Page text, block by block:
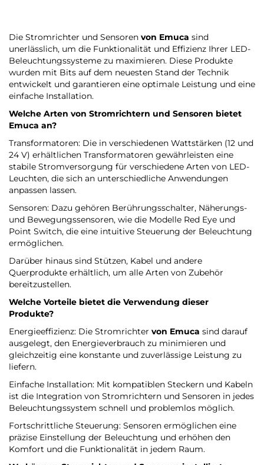
Die Stromrichter und Sensoren von Emuca sind
unerlässlich, um die Funktionalität und Effizienz Ihrer LED-
Beleuchtungssysteme zu maximieren. Diese Produkte
wurden mit Bits auf dem neuesten Stand der Technik
entwickelt und garantieren eine optimale Leistung und eine
einfache Installation.
Welche Arten von Stromrichtern und Sensoren bietet
Emuca an?
Transformatoren: Die in verschiedenen Wattstärken (12 und
24 V) erhältlichen Transformatoren gewährleisten eine
stabile Stromversorgung für verschiedene Arten von LED-
Leuchten, die sich an unterschiedliche Anwendungen
anpassen lassen.
Sensoren: Dazu gehören Berührungsschalter, Näherungs-
und Bewegungssensoren, wie die Modelle Red Eye und
Point Switch, die eine intuitive Steuerung der Beleuchtung
ermöglichen.
Darüber hinaus sind Stützen, Kabel und andere
Querprodukte erhältlich, um alle Arten von Zubehör
bereitzustellen.
Welche Vorteile bietet die Verwendung dieser
Produkte?
Energieeffizienz: Die Stromrichter von Emuca sind darauf
ausgelegt, den Energieverbrauch zu minimieren und
gleichzeitig eine konstante und zuverlässige Leistung zu
liefern.
Einfache Installation: Mit kompatiblen Steckern und Kabeln
ist die Integration von Stromrichtern und Sensoren in jedes
Beleuchtungssystem schnell und problemlos möglich.
Fortschrittliche Steuerung: Sensoren ermöglichen eine
präzise Einstellung der Beleuchtung und erhöhen den
Komfort und die Funktionalität in jedem Raum.